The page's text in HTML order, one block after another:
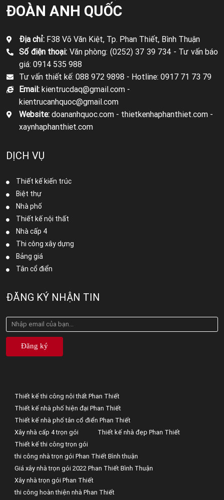
ĐOÀN ANH QUỐC
Địa chỉ: F38 Võ Văn Kiệt, Tp. Phan Thiết, Bình Thuận
Số điện thoại: Văn phòng: (0252) 37 39 734 - Tư vấn báo
giá: 0914 535 988
Tư vấn thiết kế: 088 972 9898 - Hotline: 0917 71 73 79
Email: kientrucdaq@gmail.com -
kientrucanhquoc@gmail.com
Website: doananhquoc.com - thietkenhaphanthiet.com -
xaynhaphanthiet.com
DỊCH VỤ
Thiết kế kiến trúc
Biệt thự
Nhà phố
Thiết kế nội thất
Nhà cấp 4
Thi công xây dựng
Bảng giá
Tân cổ điển
ĐĂNG KÝ NHẬN TIN
Đăng ký
Thiết kế thi công nội thất Phan Thiết
Thiết kế nhà phố hiện đại Phan Thiết
Thiết kế nhà phố tân cổ điển Phan Thiết
Xây nhà cấp 4 trọn gói
Thiết kế nhà đẹp Phan Thiết
Thiết kế thi công trọn gói
thi công nhà trọn gói Phan Thiết Bình thuận
Giá xây nhà trọn gói 2022 Phan Thiết Bình Thuận
Xây nhà trọn gói Phan Thiết
thi công hoàn thiện nhà Phan Thiết